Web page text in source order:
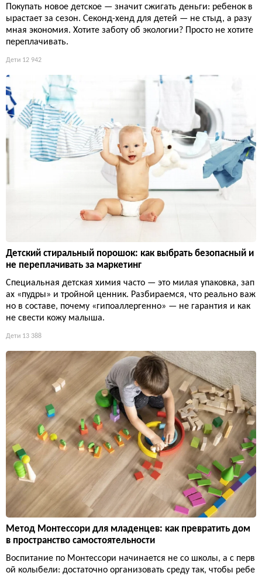
Покупать новое детское — значит сжигать деньги: ребенок в
ырастает за сезон. Секонд-хенд для детей — не стыд, а разу
мная экономия. Хотите заботу об экологии? Просто не хотите
переплачивать.
Дети 12 942
Детский стиральный порошок: как выбрать безопасный и
не переплачивать за маркетинг
Специальная детская химия часто — это милая упаковка, зап
ах «пудры» и тройной ценник. Разбираемся, что реально важ
но в составе, почему «гипоаллергенно» — не гарантия и как
не свести кожу малыша.
Дети 13 388
Метод Монтессори для младенцев: как превратить дом
в пространство самостоятельности
Воспитание по Монтессори начинается не со школы, а с перв
ой колыбели: достаточно организовать среду так, чтобы ребе